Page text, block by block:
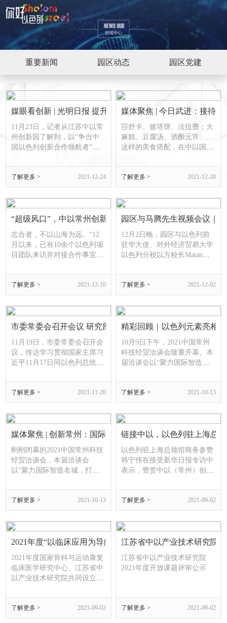
重要新闻 园区动态 园区党建
媒眼看创新 | 光明日报 提升创新浓度、创新热度、人才密度
11月23日，记者从江苏中以常
州创新园了解到，以“争当中
国以色列创新合作领航者”为
造“创新浓度最高、创业热度
最高、人才密度最高”的国际
化科创园区，力争在全国以创
新合作领域保持合作机制、合
作模式、合作成果三个领先。
创新种子落地生根11月11日，
农村产业融合发
了解更多 > 2021-12-24
媒体聚焦 | 今日武进：接待
莎舒卡、披塔饼、法拉费；大
麻糕、豆腐汤、酒酿元宵……
这样的美食搭配，在中以国际
调，更让味蕾在细细品尝中回
味无穷。12月16日上午，以色
列驻沪总领事爱德华在市、区
领导乔俊杰、陈志良、张龙、
徐俊的陪同下，来到中以国际
创新村的首届中以融合美食汇
前，共话友谊，共谋
了解更多 > 2021-12-20
“超级风口”，中以常州创新园“朋友圈”借势拓展
志合者，不以山海为远。“12
月以来，已有10余个以色列项
目团队来访并对接合作事宜，
段。”日前，中以办产业发展
部负责人汪洋在接受记者采访
时透露，作为国内首个由中以
两国政府共建的创新示范园
区，中以常州创新园平均每周
要接待各类客商超5波，共商
园何以脱颖而出，成为项目
了解更多 > 2021-12-10
园区与马腾先生视频会议｜
12月2日晚，园区与以色列前
驻华大使、对外经济贸易大学
以色列分校以方校长Matan
方就加强合作进行了深入交
流。武进区副区长徐俊出席会
议，市外办、中以办有关负责
人参会。On December 2, CICP
held a video conference with
Mr. Matan Vilnai, former Israeli
n
了解更多 > 2021-12-02
市委常委会召开会议 研究部署中以常州创新园建设工作
11月19日，市委常委会召开会
议，传达学习贯彻国家主席习
近平11月17日同以色列总统赫
神，听取中以常州创新园建设
进展情况汇报，研究部署下一
步工作。市委书记陈金虎主持
会议。会议指出，国家主席习
近平11月17日同以色列总统赫
尔佐格通电话时，高度肯定了
得的积极成果，
了解更多 > 2021-11-20
精彩回顾｜以色列元素亮相
10月9日下午，2021中国常州
科技经贸洽谈会隆重开幕。本
届洽谈会以“聚力国际智造名
题，采用“线上+线下”模式、
突出“城市国际化”新内涵、聚
焦“双业”新经济、引进“双
创”新基金，促进项目投资，
服务企业转型，推动产业升
级，深化交流合作。会议吸引
播。The 2021 C
了解更多 > 2021-10-13
媒体聚焦 | 创新常州：国际创新合作园区巡礼专题--以色列篇
刚刚闭幕的2021中国常州科技
经贸洽谈会，本届洽谈会
以“聚力国际智造名城，打造
书记陈金虎在致辞中，真诚邀
请更多的有识之士，在常州这
片有风景、有底蕴、有活力的
热土上，联手打造新的创富奇
迹，一起造就发展的破竹之
势、如虹气势。首期规模100
金”、60亿元的“常州天
了解更多 > 2021-10-13
链接中以，以色列驻上海总
以色列驻上海总领馆商务参赞
韩宁伟在接受新华日报专访中
表示，赞赏中以（常州）创新
服务支持，肯定园区在推动中
以商务往来和创新合作中发挥
的积极作用。以下是专访内
容：新华日报: 您认为中以常
州创新园在中以合作上有哪些
亮点？Can you tell us about
the CIC
了解更多 > 2021-09-02
2021年度“以临床应用为导向的医疗创新基金” 项目评审结果
2021年度国家骨科与运动康复
临床医学研究中心、江苏省中
以产业技术研究院共同设立
创新基金”(下称“创新基金”)自
开放申报以来，获得了业内同
行的广泛关注。各申请人从临
了解更多 > 2021-09-02
江苏省中以产业技术研究院
江苏省中以产业技术研究院
2021年度开放课题评审公示
了解更多 > 2021-09-02